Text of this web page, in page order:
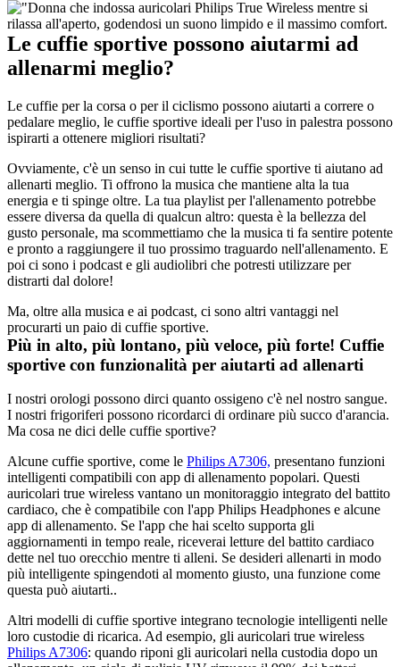
Le cuffie sportive possono aiutarmi ad
allenarmi meglio?
Le cuffie per la corsa o per il ciclismo possono aiutarti a correre o
pedalare meglio, le cuffie sportive ideali per l'uso in palestra possono
ispirarti a ottenere migliori risultati?
Ovviamente, c'è un senso in cui tutte le cuffie sportive ti aiutano ad
allenarti meglio. Ti offrono la musica che mantiene alta la tua
energia e ti spinge oltre. La tua playlist per l'allenamento potrebbe
essere diversa da quella di qualcun altro: questa è la bellezza del
gusto personale, ma scommettiamo che la musica ti fa sentire potente
e pronto a raggiungere il tuo prossimo traguardo nell'allenamento. E
poi ci sono i podcast e gli audiolibri che potresti utilizzare per
distrarti dal dolore!
Ma, oltre alla musica e ai podcast, ci sono altri vantaggi nel
procurarti un paio di cuffie sportive.
Più in alto, più lontano, più veloce, più forte! Cuffie
sportive con funzionalità per aiutarti ad allenarti
I nostri orologi possono dirci quanto ossigeno c'è nel nostro sangue.
I nostri frigoriferi possono ricordarci di ordinare più succo d'arancia.
Ma cosa ne dici delle cuffie sportive?
Alcune cuffie sportive, come le Philips A7306, presentano funzioni
intelligenti compatibili con app di allenamento popolari. Questi
auricolari true wireless vantano un monitoraggio integrato del battito
cardiaco, che è compatibile con l'app Philips Headphones e alcune
app di allenamento. Se l'app che hai scelto supporta gli
aggiornamenti in tempo reale, riceverai letture del battito cardiaco
dette nel tuo orecchio mentre ti alleni. Se desideri allenarti in modo
più intelligente spingendoti al momento giusto, una funzione come
questa può aiutarti..
Altri modelli di cuffie sportive integrano tecnologie intelligenti nelle
Philips A7306: quando riponi gli auricolari nella custodia dopo un